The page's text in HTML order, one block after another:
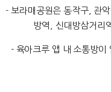
- 보라매공원은 동작구, 관
방역, 신대방삼거리
- 육아크루 앱 내 소통방이